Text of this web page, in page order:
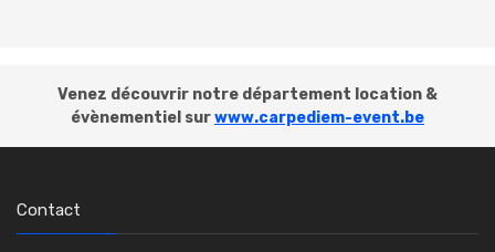
Venez découvrir notre département location &
évènementiel surwww.carpediem-event.be
Contact